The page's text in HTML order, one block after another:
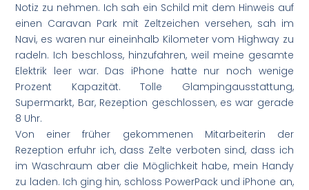
Notiz zu nehmen. Ich sah ein Schild mit dem Hinweis auf
einen Caravan Park mit Zeltzeichen versehen, sah im
Navi, es waren nur eineinhalb Kilometer vom Highway zu
radeln. Ich beschloss, hinzufahren, weil meine gesamte
Elektrik leer war. Das iPhone hatte nur noch wenige
Prozent Kapazität. Tolle Glampingausstattung,
Supermarkt, Bar, Rezeption geschlossen, es war gerade
8 Uhr.
Von einer früher gekommenen Mitarbeiterin der
Rezeption erfuhr ich, dass Zelte verboten sind, dass ich
im Waschraum aber die Möglichkeit habe, mein Handy
zu laden. Ich ging hin, schloss PowerPack und iPhone an,